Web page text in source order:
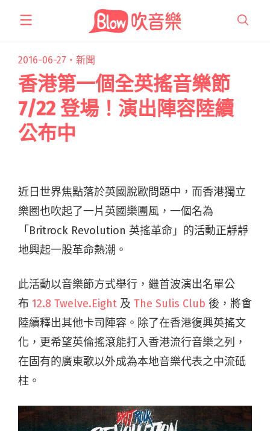
2016-06-27・ 新聞
香港第一個全英搖音樂節
7/22 登場！演出陣容陸續
公布中
近日世界焦點落於英國脫歐問題中，而香港獨立
樂圈也吹起了一片英國樂團風，一個名為
「 Britrock Revolution 英搖革命」的活動正靜靜
地興起一股革命熱潮。
此活動以音樂節方式舉行，繼首波演出名單公
布 12.8 Twelve.Eight 及 The Sulis Club 後，將會
陸續釋出其他卡司陣容。除了在香港復興英搖文
化，更希望英倫搖滾能打入香港流行音樂之列，
在固有的廣東歌以外成為本地音樂代表之中流砥
柱。